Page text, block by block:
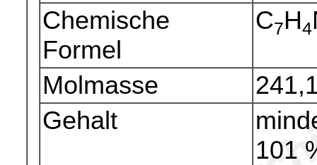
Chemische
Formel
C7H4
Molmasse
Gehalt
101